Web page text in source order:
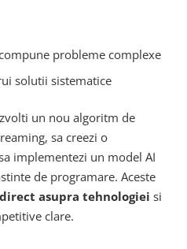
probleme complexe
solutii sistematice
un nou algoritm de
sa creezi o
implementezi un model AI
de programare. Aceste
asupra tehnologiei si
clare.